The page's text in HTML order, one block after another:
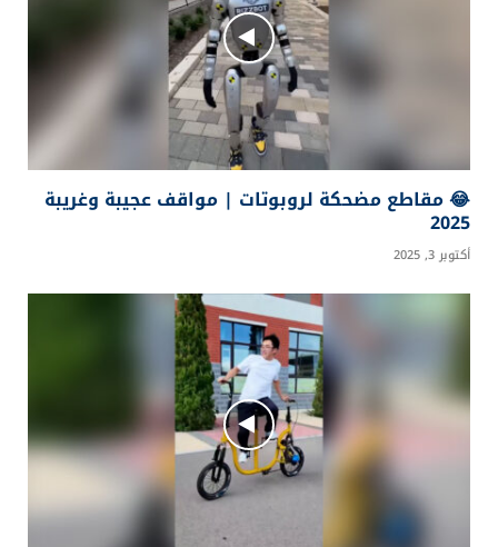
😂 مقاطع مضحكة لروبوتات | مواقف عجيبة وغريبة
2025
أكتوبر 3, 2025